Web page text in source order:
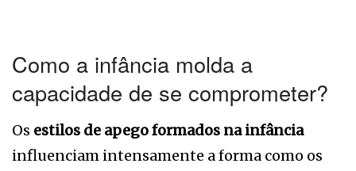
Como a infância molda a
capacidade de se comprometer?
Os estilos de apego formados na infância
influenciam intensamente a forma como os